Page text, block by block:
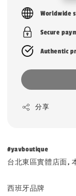
price
Worldwide
Secure
Authentic
分享
#yavboutique
台北東區實體店面,
西班牙品牌